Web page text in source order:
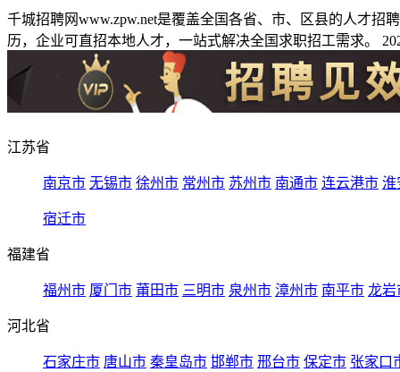
千城招聘网www.zpw.net是覆盖全国各省、市、区县的人才
历，企业可直招本地人才，一站式解决全国求职招工需求。
江苏省
南京市 无锡市 徐州市 常州市 苏州市 南通市 连云港市 淮
宿迁市
福建省
福州市 厦门市 莆田市 三明市 泉州市 漳州市 南平市 龙岩
河北省
石家庄市 唐山市 秦皇岛市 邯郸市 邢台市 保定市 张家口